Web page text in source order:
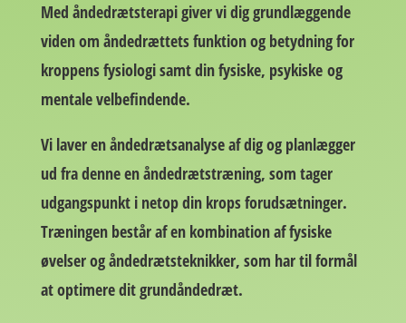
Med åndedrætsterapi giver vi dig grundlæggende
viden om åndedrættets funktion og betydning for
kroppens fysiologi samt din fysiske, psykiske og
mentale velbefindende.
Vi laver en åndedrætsanalyse af dig og planlægger
ud fra denne en åndedrætstræning, som tager
udgangspunkt i netop din krops forudsætninger.
Træningen består af en kombination af fysiske
øvelser og åndedrætsteknikker, som har til formål
at optimere dit grundåndedræt.